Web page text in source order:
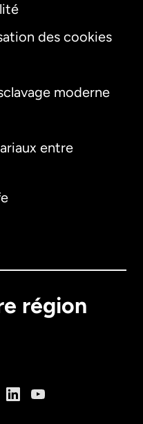
des cookies
moderne
entre
région